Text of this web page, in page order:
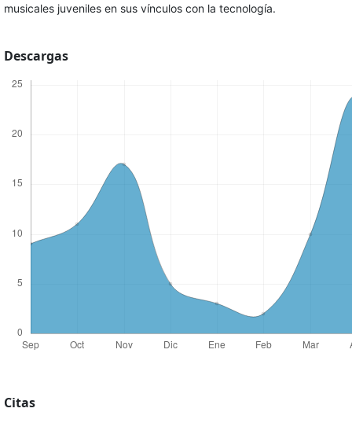
musicales juveniles en sus vínculos con la tecnología.
Descargas
Citas